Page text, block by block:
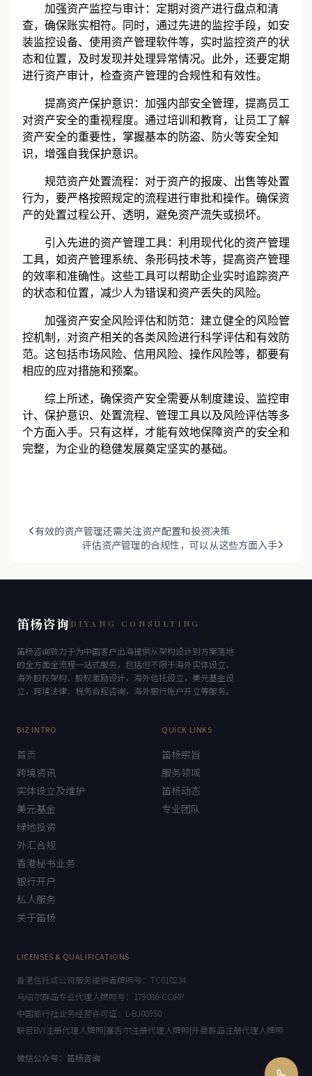
‌加强资产监控与审计‌：定期对资产进行盘点和清
查，确保账实相符。同时，通过先进的监控手段，如安
装监控设备、使用资产管理软件等，实时监控资产的状
态和位置，及时发现并处理异常情况。此外，还要定期
进行资产审计，检查资产管理的合规性和有效性。
‌提高资产保护意识‌：加强内部安全管理，提高员工
对资产安全的重视程度。通过培训和教育，让员工了解
资产安全的重要性，掌握基本的防盗、防火等安全知
识，增强自我保护意识。
‌规范资产处置流程‌：对于资产的报废、出售等处置
行为，要严格按照规定的流程进行审批和操作。确保资
产的处置过程公开、透明，避免资产流失或损坏。
‌引入先进的资产管理工具‌：利用现代化的资产管理
工具，如资产管理系统、条形码技术等，提高资产管理
的效率和准确性。这些工具可以帮助企业实时追踪资产
的状态和位置，减少人为错误和资产丢失的风险。
‌加强资产安全风险评估和防范‌：建立健全的风险管
控机制，对资产相关的各类风险进行科学评估和有效防
范。这包括市场风险、信用风险、操作风险等，都要有
相应的应对措施和预案。
综上所述，确保资产安全需要从制度建设、监控审
计、保护意识、处置流程、管理工具以及风险评估等多
个方面入手。只有这样，才能有效地保障资产的安全和
完整，为企业的稳健发展奠定坚实的基础。
有效的资产管理还需关注资产配置和投资决策
评估资产管理的合规性，可以从这些方面入手
笛杨咨询 DIYANG CONSULTING
笛杨咨询致力于为中国客户出海提供从架构设计到方案落地
的全方面全流程一站式服务，包括但不限于海外实体设立，
海外股权架构、股权激励设计，海外信托设立，美元基金设
立，跨境法律、税务合规咨询，海外银行账户开立等服务。
BIZ INTRO
首页
跨境资讯
实体设立及维护
美元基金
绿地投资
外汇合规
香港秘书业务
银行开户
私人服务
关于笛杨
QUICK LINKS
笛杨宗旨
服务领域
笛杨动态
专业团队
LICENSES & QUALIFICATIONS
香港信托或公司服务提供者牌照号：TC010234
马绍尔群岛专业代理人牌照号：179086-CORP
中国旅行社业务经营许可证：L-BJ08950
联营BVI注册代理人牌照|塞舌尔注册代理人牌照|开曼群岛注册代理人牌照
微信公众号：笛杨咨询